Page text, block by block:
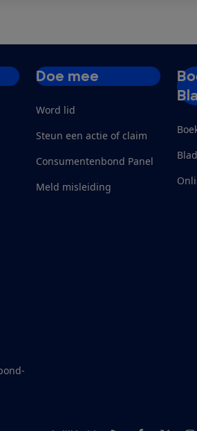
Doe mee
Word lid
Steun een actie of claim
Consumentenbond Panel
Meld misleiding